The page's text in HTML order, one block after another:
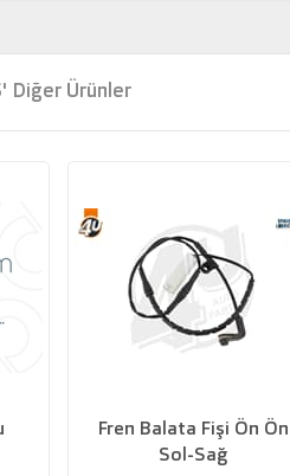
Diğer Ürünler
Fren Balata Fişi Ön Ön
Sol-Sağ